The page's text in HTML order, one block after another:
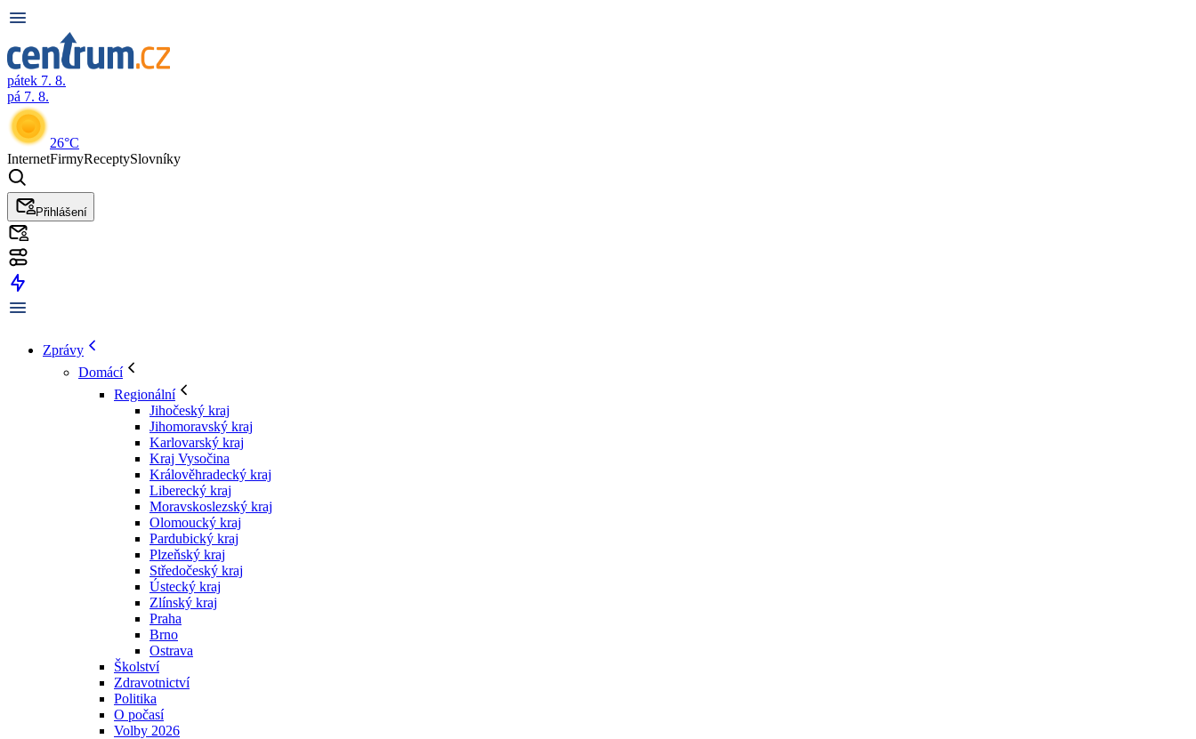
pátek 7. 8.
pá 7. 8.
26°C
InternetFirmyReceptySlovníky
Přihlášení
Zprávy
Domácí
Regionální
Jihočeský kraj
Jihomoravský kraj
Karlovarský kraj
Kraj Vysočina
Králověhradecký kraj
Liberecký kraj
Moravskoslezský kraj
Olomoucký kraj
Pardubický kraj
Plzeňský kraj
Středočeský kraj
Ústecký kraj
Zlínský kraj
Praha
Brno
Ostrava
Školství
Zdravotnictví
Politika
O počasí
Volby 2026